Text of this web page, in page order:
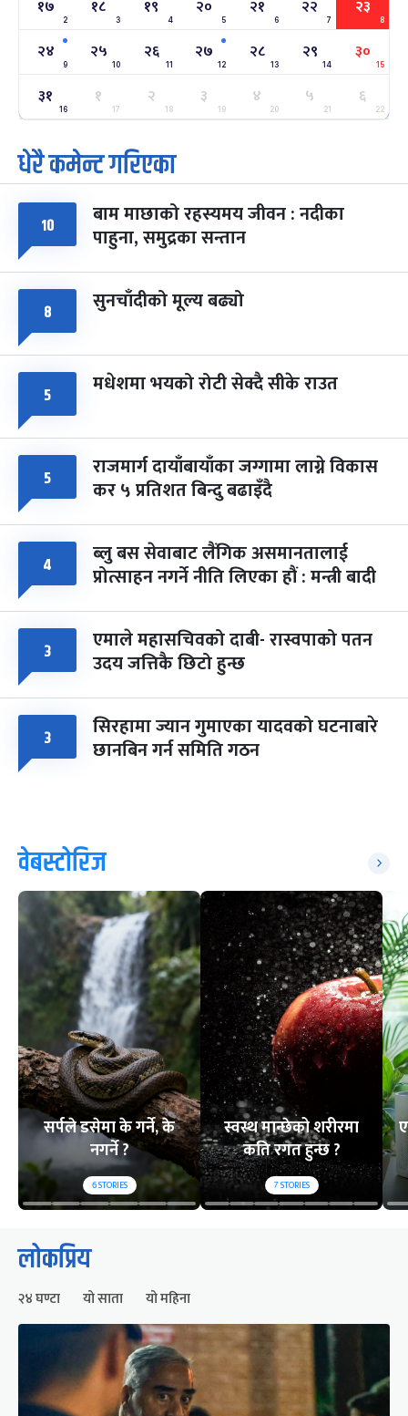
सोम
अन्तराष्ट्रिय नारी दिवस
फाल्गुन २४, २०८३- Mar 8, 2027
७ महिना बाँकी
२५
मंगल
ग्याल्पो ल्होसार
फाल्गुन २५, २०८३ Mar 9, 2027
७ महिना बाँकी
७
आइत
पूर्णिमा व्रत
चैत्र ७, २०८३-Mar 21, 2027
८ फागुपूर्णिमा
चैत्र ८, २०८३-Mar 22, 2027
७ महिना बाँकी
१७
2
१८
3
१९
4
२०
5
२१
6
२२
7
२३
8
२४
9
२५
10
२६
11
२७
12
२८
13
२९
14
३०
15
३१
16
१
17
२
18
३
19
४
20
५
21
६
22
धेरै कमेन्ट गरिएका
१० बाम माछाको रहस्यमय जीवन : नदीका
पाहुना, समुद्रका सन्तान
८ सुनचाँदीको मूल्य बढ्यो
५ मधेशमा भयको रोटी सेक्दै सीके राउत
५ राजमार्ग दायाँबायाँका जग्गामा लाग्ने विकास
कर ५ प्रतिशत बिन्दु बढाइँदै
४ ब्लु बस सेवाबाट लैंगिक असमानतालाई
प्रोत्साहन नगर्ने नीति लिएका हौं : मन्त्री बादी
३ एमाले महासचिवको दाबी- रास्वपाको पतन
उदय जत्तिकै छिटो हुन्छ
३ सिरहामा ज्यान गुमाएका यादवको घटनाबारे
छानबिन गर्न समिति गठन
वेबस्टोरिज
सर्पले डसेमा के गर्ने, के
नगर्ने ?
6STORIES
स्वस्थ मान्छेको शरीरमा
कति रगत हुन्छ ?
7STORIES
लोकप्रिय
२४ घण्टा यो साता यो महिना